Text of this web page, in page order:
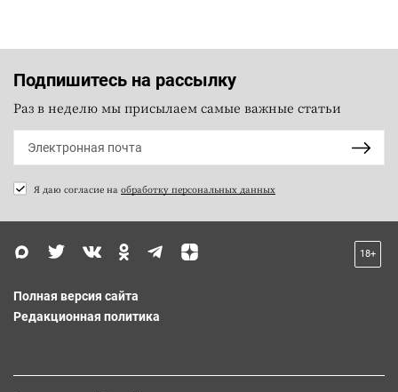
Подпишитесь на рассылку
Раз в неделю мы присылаем самые важные статьи
Я даю согласие на обработку персональных данных
18+
Полная версия сайта
Редакционная политика